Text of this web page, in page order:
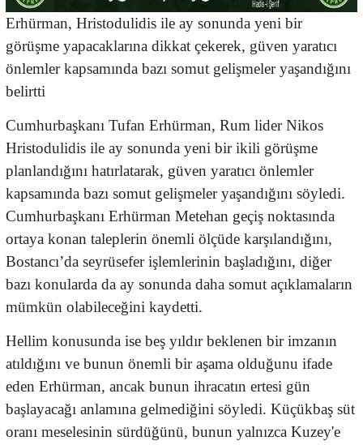
Erhürman, Hristodulidis ile ay sonunda yeni bir
görüşme yapacaklarına dikkat çekerek, güven yaratıcı
önlemler kapsamında bazı somut gelişmeler yaşandığını
belirtti
Cumhurbaşkanı Tufan Erhürman, Rum lider Nikos
Hristodulidis ile ay sonunda yeni bir ikili görüşme
planlandığını hatırlatarak, güven yaratıcı önlemler
kapsamında bazı somut gelişmeler yaşandığını söyledi.
Cumhurbaşkanı Erhürman Metehan geçiş noktasında
ortaya konan taleplerin önemli ölçüde karşılandığını,
Bostancı’da seyrüsefer işlemlerinin başladığını, diğer
bazı konularda da ay sonunda daha somut açıklamaların
mümkün olabileceğini kaydetti.
Hellim konusunda ise beş yıldır beklenen bir imzanın
atıldığını ve bunun önemli bir aşama olduğunu ifade
eden Erhürman, ancak bunun ihracatın ertesi gün
başlayacağı anlamına gelmediğini söyledi. Küçükbaş süt
oranı meselesinin sürdüğünü, bunun yalnızca Kuzey'e